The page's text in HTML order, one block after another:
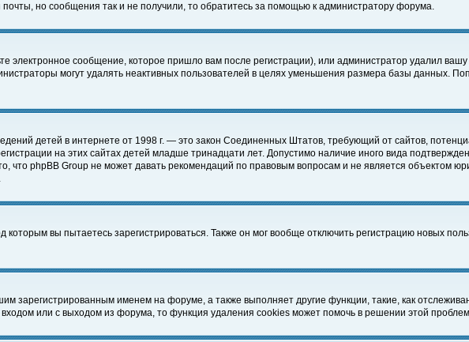
но сообщения так и не получили, то обратитесь за помощью к администратору форума.
электронное сообщение, которое пришло вам после регистрации), или администратор удалил
могут удалять неактивных пользователей в целях уменьшения размера базы данных.
детей в интернете от 1998 г. — это закон Соединенных Штатов, требующий от сайтов,
на этих сайтах детей младше тринадцати лет. Допустимо наличие иного вида
что phpBB Group не может давать рекомендаций по правовым вопросам и не является объектом
вы пытаетесь зарегистрироваться. Также он мог вообще отключить регистрацию новых
зарегистрированным именем на форуме, а также выполняет другие функции, такие, как
или с выходом из форума, то функция удаления cookies может помочь в решении этой